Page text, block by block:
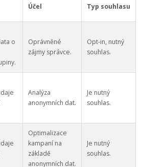
Účel Typ souhlasu
o
Oprávněné
zájmy správce.
Opt-in, nutný
souhlas.
Analýza
anonymních dat.
Je nutný
souhlas.
Optimalizace
kampaní na
základě
anonymních dat.
Je nutný
souhlas.